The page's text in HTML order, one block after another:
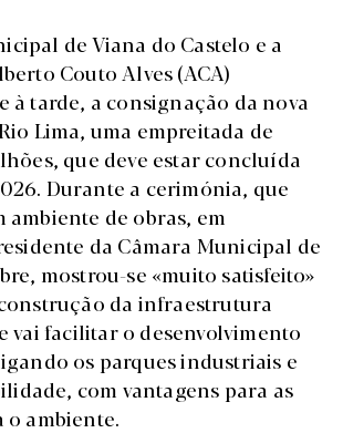
de Viana do Castelo e a
Couto Alves (ACA)
à tarde, a consignação da nova
Lima, uma empreitada de
que deve estar concluída
Durante a cerimónia, que
ambiente de obras, em
da Câmara Municipal de
mostrou-se «muito satisfeito»
da infraestrutura
vai facilitar o desenvolvimento
os parques industriais e
com vantagens para as
o ambiente.